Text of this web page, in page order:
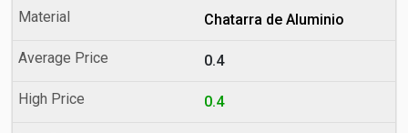
Chatarra de Aluminio
0.4
0.4